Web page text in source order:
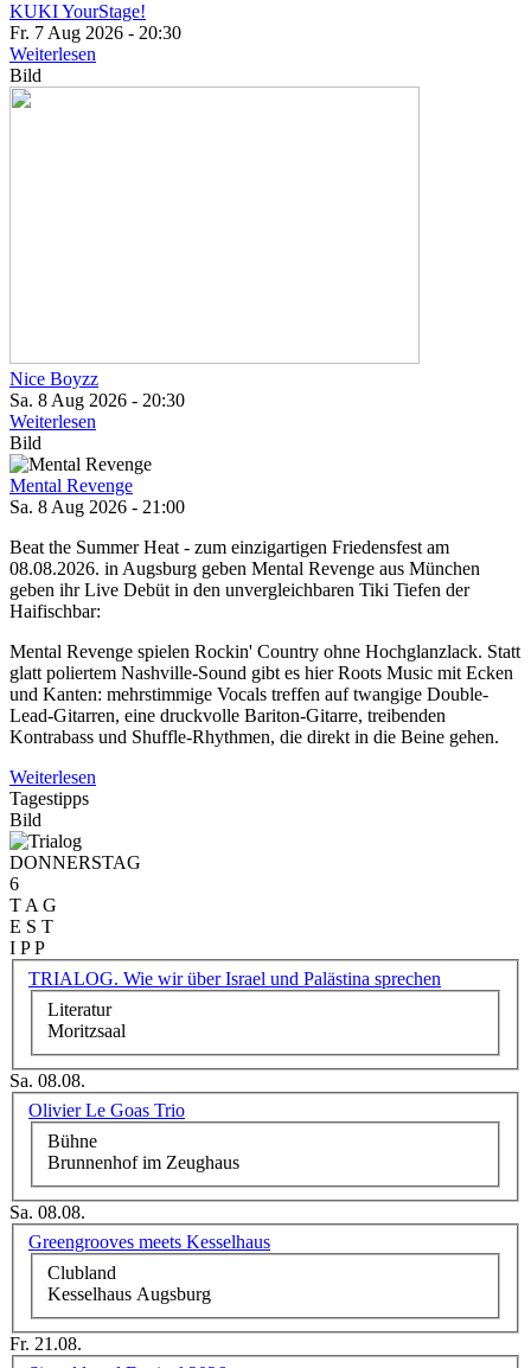
KUKI YourStage!
Fr. 7 Aug 2026 - 20:30
Weiterlesen
Bild
Nice Boyzz
Sa. 8 Aug 2026 - 20:30
Weiterlesen
Bild
Mental Revenge
Sa. 8 Aug 2026 - 21:00
Beat the Summer Heat - zum einzigartigen Friedensfest am
08.08.2026. in Augsburg geben Mental Revenge aus München
geben ihr Live Debüt in den unvergleichbaren Tiki Tiefen der
Haifischbar:
Mental Revenge spielen Rockin' Country ohne Hochglanzlack. Statt
glatt poliertem Nashville-Sound gibt es hier Roots Music mit Ecken
und Kanten: mehrstimmige Vocals treffen auf twangige Double-
Lead-Gitarren, eine druckvolle Bariton-Gitarre, treibenden
Kontrabass und Shuffle-Rhythmen, die direkt in die Beine gehen.
Weiterlesen
Tagestipps
Bild
DONNERSTAG
6
T A G
E S T
I P P
TRIALOG. Wie wir über Israel und Palästina sprechen
Literatur
Moritzsaal
Sa. 08.08.
Olivier Le Goas Trio
Bühne
Brunnenhof im Zeughaus
Sa. 08.08.
Greengrooves meets Kesselhaus
Clubland
Kesselhaus Augsburg
Fr. 21.08.